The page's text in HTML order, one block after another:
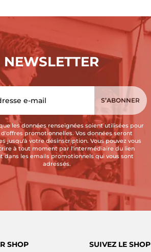
NEWSLETTER
les données renseignées soient utilisées pour
d'offres promotionnelles. Vos données seront
jusqu'à votre désinscription. Vous pouvez vous
à tout moment par l'intermédiaire du lien
dans les emails promotionnels qui vous sont
adressés.
SHOP SUIVEZ LE SHOP